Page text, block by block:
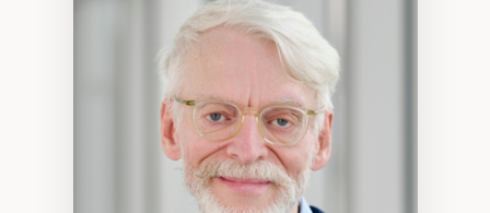
Neuropsychiatrie et neurosciences
Direction d'essais cliniques
Analyse des politiques et pratiques en santé
mentale
Développement de protocoles d'essais
cliniques
Collaboration interfonctionnelle
Leadership en recherche clinique
Développement de cadres politiques
Collaboration avec des entreprises
pharmaceutiques
Rédaction de publications et de rapports